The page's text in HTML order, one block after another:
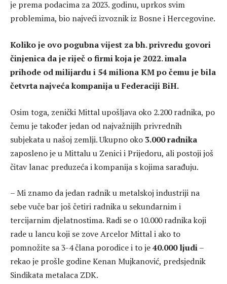
je prema podacima za 2023. godinu, uprkos svim
problemima, bio najveći izvoznik iz Bosne i Hercegovine.
Koliko je ovo pogubna vijest za bh. privredu govori
činjenica da je riječ o firmi koja je 2022. imala
prihode od milijardu i 54 miliona KM po čemu je bila
četvrta najveća kompanija u Federaciji BiH.
Osim toga, zenički Mittal upošljava oko 2.200 radnika, po
čemu je također jedan od najvažnijih privrednih
subjekata u našoj zemlji. Ukupno oko 3.000 radnika
zaposleno je u Mittalu u Zenici i Prijedoru, ali postoji još
čitav lanac preduzeća i kompanija s kojima sarađuju.
– Mi znamo da jedan radnik u metalskoj industriji na
sebe vuče bar još četiri radnika u sekundarnim i
tercijarnim djelatnostima. Radi se o 10.000 radnika koji
rade u lancu koji se zove Arcelor Mittal i ako to
pomnožite sa 3-4 člana porodice i to je40.000 ljudi–
rekao je prošle godine Kenan Mujkanović, predsjednik
Sindikata metalaca ZDK.